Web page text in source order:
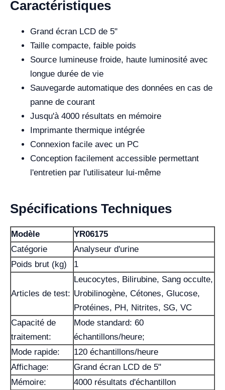
Caractéristiques
Grand écran LCD de 5"
Taille compacte, faible poids
Source lumineuse froide, haute luminosité avec
longue durée de vie
Sauvegarde automatique des données en cas de
panne de courant
Jusqu'à 4000 résultats en mémoire
Imprimante thermique intégrée
Connexion facile avec un PC
Conception facilement accessible permettant
l'entretien par l'utilisateur lui-même
Spécifications Techniques
Modèle
YR06175
Catégorie
Analyseur d'urine
Poids brut (kg)
1
Articles de test:
Leucocytes, Bilirubine, Sang occulte,
Urobilinogène, Cétones, Glucose,
Protéines, PH, Nitrites, SG, VC
Capacité de
traitement:
Mode standard: 60
échantillons/heure;
Mode rapide:
120 échantillons/heure
Affichage:
Grand écran LCD de 5"
Mémoire:
4000 résultats d'échantillon